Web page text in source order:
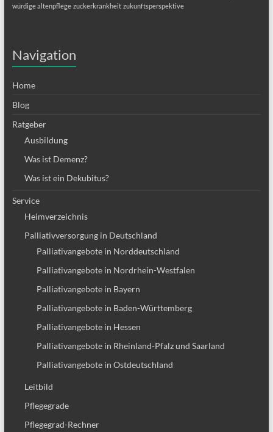
würdige altenpflege zuckerkrankheit zukunftsperspektive
Navigation
Home
Blog
Ratgeber
Ausbildung
Was ist Demenz?
Was ist ein Dekubitus?
Service
Heimverzeichnis
Palliativversorgung in Deutschland
Palliativangebote in Norddeutschland
Palliativangebote in Nordrhein-Westfalen
Palliativangebote in Bayern
Palliativangebote in Baden-Württemberg
Palliativangebote in Hessen
Palliativangebote in Rheinland-Pfalz und Saarland
Palliativangebote in Ostdeutschland
Leitbild
Pflegegrade
Pflegegrad-Rechner